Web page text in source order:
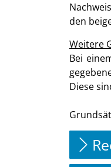
den
Weitere
Bei
Diese